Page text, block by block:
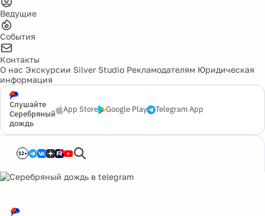
Ведущие
События
Контакты
О нас Экскурсии Silver Studio Рекламодателям Юридическая
информация
Слушайте
Серебряный
дождь
App Store Google Play Telegram App
12+